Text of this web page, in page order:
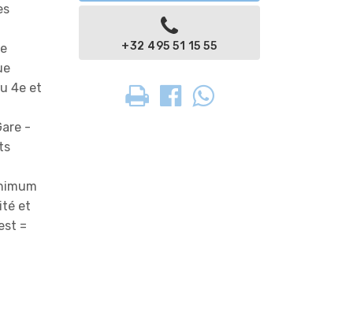
4e et
-
et
=
+32 495 51 15 55